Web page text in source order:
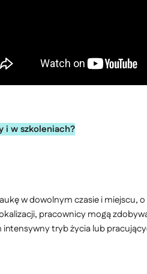
i w szkoleniach?
w dowolnym czasie i miejscu,
pracownicy mogą
tryb życia lub